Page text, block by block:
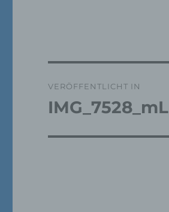
VERÖFFENTLICHT IN
IMG_7528_mL